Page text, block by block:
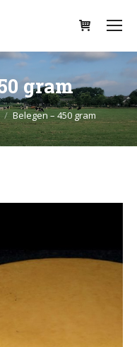
gram
Belegen – 450 gram